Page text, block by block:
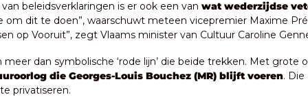
beleidsverklaringen is er ook een van wat wederzijdse
om dit te doen”, waarschuwt meteen vicepremier Maxime
op Vooruit”, zegt Vlaams minister van Cultuur Caroline
dan symbolische ‘rode lijn’ die beide trekken. Met grote
die Georges-Louis Bouchez (MR) blijft voeren. Die
privatiseren.